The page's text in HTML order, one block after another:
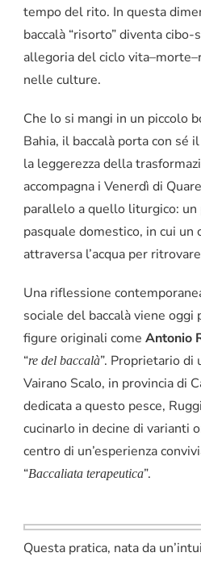
tempo del rito. In questa
baccalà “risorto” diventa
allegoria del ciclo
nelle culture.
Che lo si mangi in un piccolo
Bahia, il baccalà porta con sé
la leggerezza della
accompagna i Venerdì di
parallelo a quello liturgico:
pasquale domestico, in cui un
attraversa l’acqua per
Una riflessione
sociale del baccalà viene oggi
figure originali come Antonio
“re del baccalà”. Proprietario di
Vairano Scalo, in provincia di
dedicata a questo pesce,
cucinarlo in decine di varianti
centro di un’esperienza
“Baccaliata terapeutica”.
Questa pratica, nata da